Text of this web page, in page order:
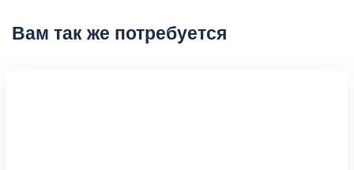
Вам так же потребуется